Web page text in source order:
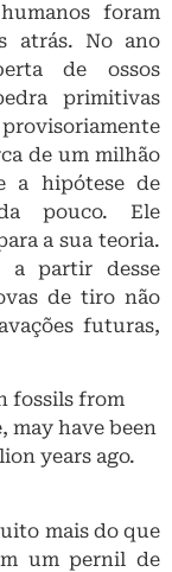
foram
atrás. No ano
de ossos
primitivas
de um milhão
a hipótese de
pouco. Ele
a sua teoria.
a partir desse
de tiro não
futuras,
mais do que
um pernil de